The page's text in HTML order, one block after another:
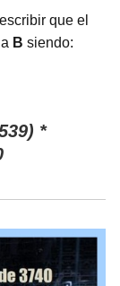
que el
B siendo:
*